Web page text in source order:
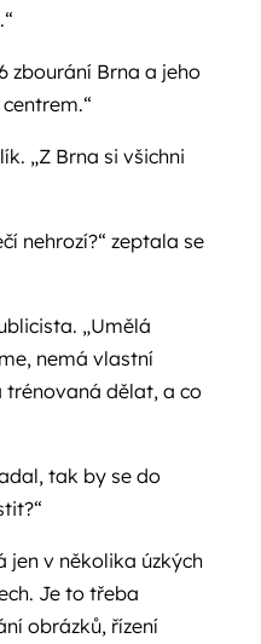
zbourání Brna a jeho
„Z Brna si všichni
nehrozí?“ zeptala se
„Umělá
nemá vlastní
trénovaná dělat, a co
tak by se do
jen v několika úzkých
Je to třeba
obrázků, řízení